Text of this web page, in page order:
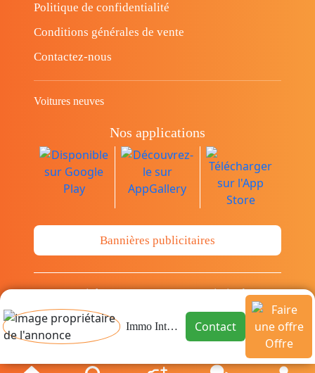
Immo Inter Tunisie
Contact
Offre
Politique de confidentialité
Conditions générales de vente
Contactez-nous
Voitures neuves
Nos applications
Bannières publicitaires
© Copyright 2014-2026 Cava.tn Limited Tous
les droits sont réservés.